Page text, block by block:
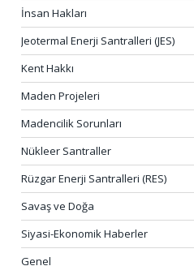
İnsan Hakları
Jeotermal Enerji Santralleri (JES)
Kent Hakkı
Maden Projeleri
Madencilik Sorunları
Nükleer Santraller
Rüzgar Enerji Santralleri (RES)
Savaş ve Doğa
Siyasi-Ekonomik Haberler
Genel